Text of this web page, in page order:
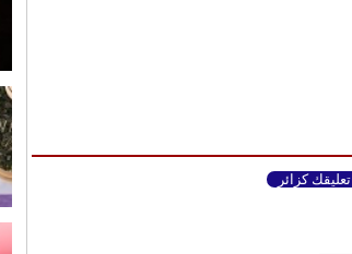
تعليقك كزائر